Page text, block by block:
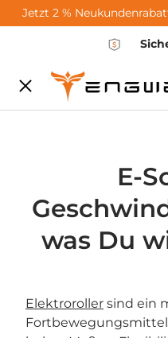
Μετάβαση στο
Jetzt 2 %
Μενού
City-Sale
E-
was Du
Elektroroller sind ein